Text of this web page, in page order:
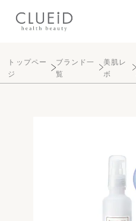
トップペー
ジ
ブランド一
覧
美肌レ
ボ